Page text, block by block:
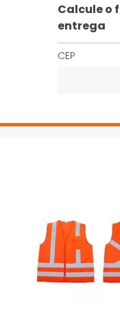
Calcule o
entrega
CEP